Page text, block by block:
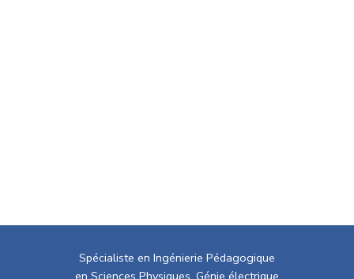
Spécialiste en Ingénierie Pédagogique